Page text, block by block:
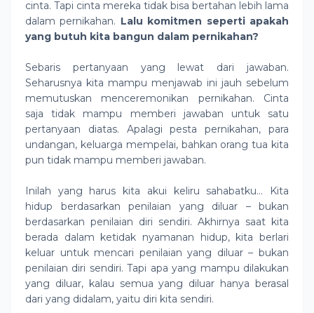
cinta. Tapi cinta mereka tidak bisa bertahan lebih lama
dalam pernikahan. Lalu komitmen seperti apakah
yang butuh kita bangun dalam pernikahan?
Sebaris pertanyaan yang lewat dari jawaban.
Seharusnya kita mampu menjawab ini jauh sebelum
memutuskan menceremonikan pernikahan. Cinta
saja tidak mampu memberi jawaban untuk satu
pertanyaan diatas. Apalagi pesta pernikahan, para
undangan, keluarga mempelai, bahkan orang tua kita
pun tidak mampu memberi jawaban.
Inilah yang harus kita akui keliru sahabatku… Kita
hidup berdasarkan penilaian yang diluar – bukan
berdasarkan penilaian diri sendiri. Akhirnya saat kita
berada dalam ketidak nyamanan hidup, kita berlari
keluar untuk mencari penilaian yang diluar – bukan
penilaian diri sendiri. Tapi apa yang mampu dilakukan
yang diluar, kalau semua yang diluar hanya berasal
dari yang didalam, yaitu diri kita sendiri.